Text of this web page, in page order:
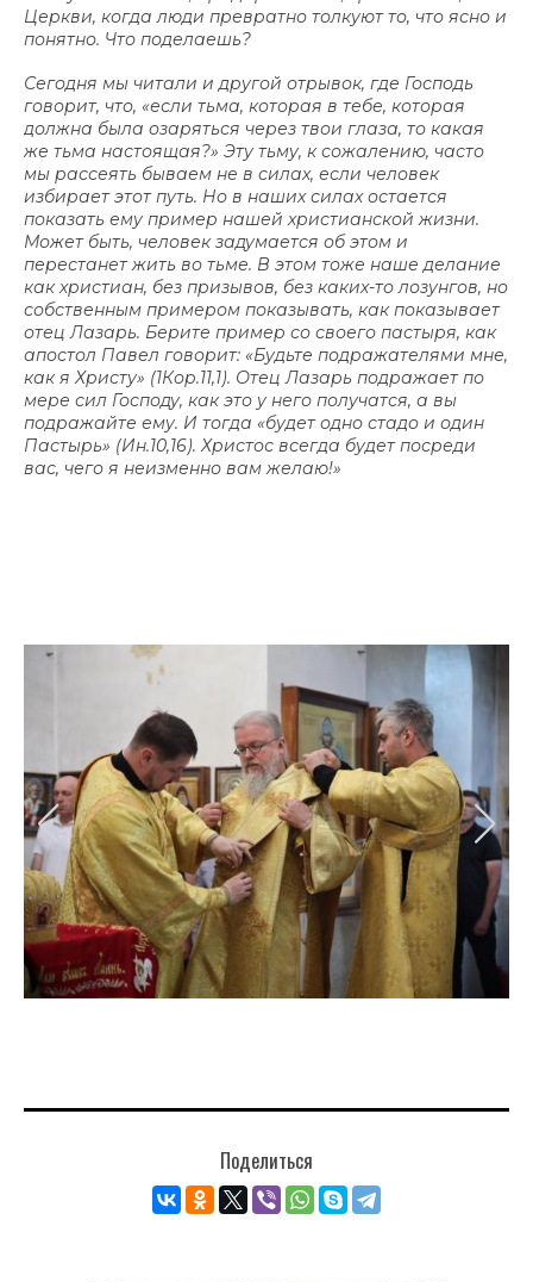
Церкви, когда люди превратно толкуют то, что ясно и
понятно. Что поделаешь?
Сегодня мы читали и другой отрывок, где Господь
говорит, что, «если тьма, которая в тебе, которая
должна была озаряться через твои глаза, то какая
же тьма настоящая?» Эту тьму, к сожалению, часто
мы рассеять бываем не в силах, если человек
избирает этот путь. Но в наших силах остается
показать ему пример нашей христианской жизни.
Может быть, человек задумается об этом и
перестанет жить во тьме. В этом тоже наше делание
как христиан, без призывов, без каких-то лозунгов, но
собственным примером показывать, как показывает
отец Лазарь. Берите пример со своего пастыря, как
апостол Павел говорит: «Будьте подражателями мне,
как я Христу» (1Кор.11,1). Отец Лазарь подражает по
мере сил Господу, как это у него получатся, а вы
подражайте ему. И тогда «будет одно стадо и один
Пастырь» (Ин.10,16). Христос всегда будет посреди
вас, чего я неизменно вам желаю!»
Поделиться